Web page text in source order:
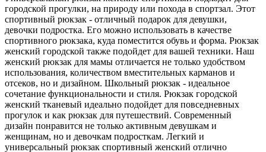
городской прогулки, на природу или похода в спортзал. Этот
спортивный рюкзак - отличный подарок для девушки,
девочки подростка. Его можно использовать в качестве
спортивного рюкзака, куда поместится обувь и форма. Рюкзак
женский городской также подойдет для вашей техники. Наш
женский рюкзак для мамы отличается не только удобством
использования, количеством вместительных карманов и
отсеков, но и дизайном. Школьный рюкзак - идеальное
сочетание функциональности и стиля. Рюкзак городской
женский тканевый идеально подойдет для повседневных
прогулок и как рюкзак для путешествий. Современный
дизайн понравится не только активным девушкам и
женщинам, но и девочкам подросткам. Легкий и
универсальный рюкзак спортивный женский отлично